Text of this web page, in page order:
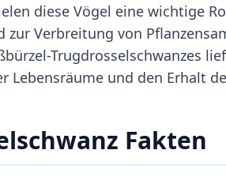
diese Vögel eine wichtige
Verbreitung von
Trugdrosselschwanzes
Lebensräume und den Erhalt
Fakten